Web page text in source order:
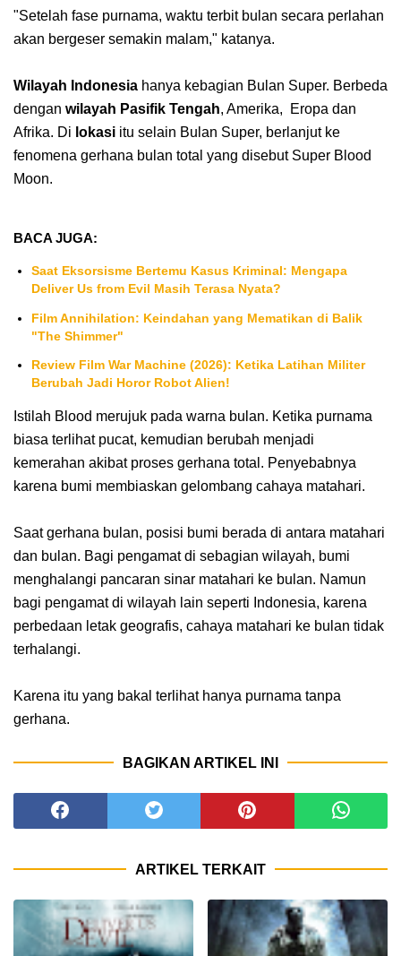
"Setelah fase purnama, waktu terbit bulan secara perlahan
akan bergeser semakin malam," katanya.
Wilayah Indonesia hanya kebagian Bulan Super. Berbeda
dengan wilayah Pasifik Tengah, Amerika, Eropa dan
Afrika. Di lokasi itu selain Bulan Super, berlanjut ke
fenomena gerhana bulan total yang disebut Super Blood
Moon.
BACA JUGA:
Saat Eksorsisme Bertemu Kasus Kriminal: Mengapa
Deliver Us from Evil Masih Terasa Nyata?
Film Annihilation: Keindahan yang Mematikan di Balik
"The Shimmer"
Review Film War Machine (2026): Ketika Latihan Militer
Berubah Jadi Horor Robot Alien!
Istilah Blood merujuk pada warna bulan. Ketika purnama
biasa terlihat pucat, kemudian berubah menjadi
kemerahan akibat proses gerhana total. Penyebabnya
karena bumi membiaskan gelombang cahaya matahari.
Saat gerhana bulan, posisi bumi berada di antara matahari
dan bulan. Bagi pengamat di sebagian wilayah, bumi
menghalangi pancaran sinar matahari ke bulan. Namun
bagi pengamat di wilayah lain seperti Indonesia, karena
perbedaan letak geografis, cahaya matahari ke bulan tidak
terhalangi.
Karena itu yang bakal terlihat hanya purnama tanpa
gerhana.
BAGIKAN ARTIKEL INI
ARTIKEL TERKAIT